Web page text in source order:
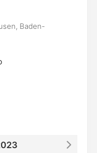
Baden-